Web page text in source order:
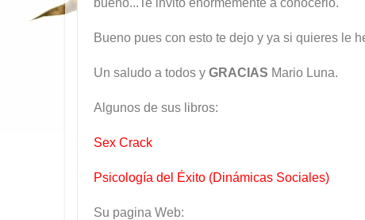
Bueno pues con esto te dejo y ya si quieres le
Un saludo a todos y GRACIAS Mario Luna.
Algunos de sus libros:
Sex Crack
Psicología del Éxito (Dinámicas Sociales)
Su pagina Web: